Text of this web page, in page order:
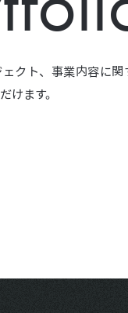
クト、事業内容に
けます。